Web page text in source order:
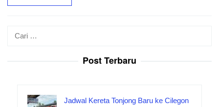
Post Terbaru
Jadwal Kereta Tonjong Baru ke Cilegon